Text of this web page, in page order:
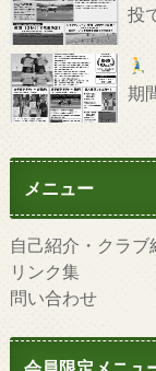
投
期
メニュー
自己紹介・クラブ
リンク集
問い合わせ